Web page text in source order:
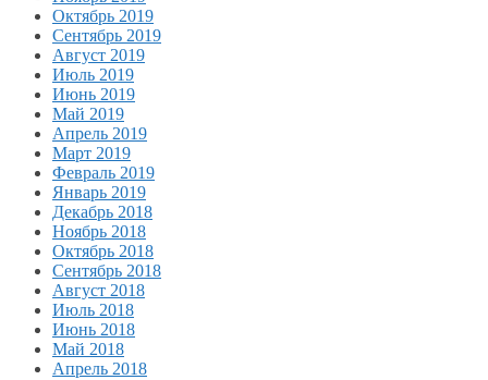
Октябрь 2019
Сентябрь 2019
Август 2019
Июль 2019
Июнь 2019
Май 2019
Апрель 2019
Март 2019
Февраль 2019
Январь 2019
Декабрь 2018
Ноябрь 2018
Октябрь 2018
Сентябрь 2018
Август 2018
Июль 2018
Июнь 2018
Май 2018
Апрель 2018